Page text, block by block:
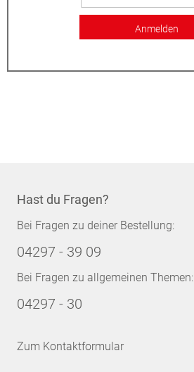
Anmelden
Hast du Fragen?
Bei Fragen zu deiner Bestellung:
04297 - 39 09
Bei Fragen zu allgemeinen Themen:
04297 - 30
Zum Kontaktformular